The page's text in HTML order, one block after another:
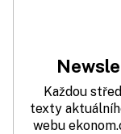
Každou
texty
webu